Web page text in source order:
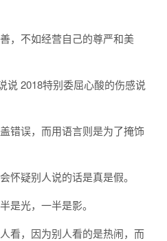
，不如经营自己的尊严和美
错误，而用语言则是为了掩饰
怀疑别人说的话是真是假。
是光，一半是影。
看，因为别人看的是热闹，而